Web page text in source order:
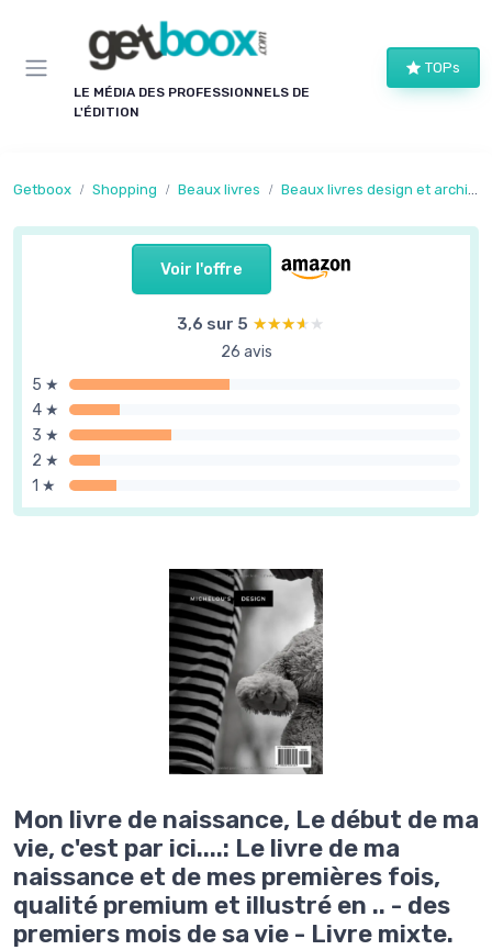
LE MÉDIA DES PROFESSIONNELS DE
L'ÉDITION
TOPs
Getboox Shopping Beaux livres Beaux livres design et architecture
Voir l'offre
3,6 sur 5 ★★★★★
★★★★★
26 avis
5 ★
4 ★
3 ★
2 ★
1 ★
Mon livre de naissance, Le début de ma
vie, c'est par ici....: Le livre de ma
naissance et de mes premières fois,
qualité premium et illustré en .. - des
premiers mois de sa vie - Livre mixte.